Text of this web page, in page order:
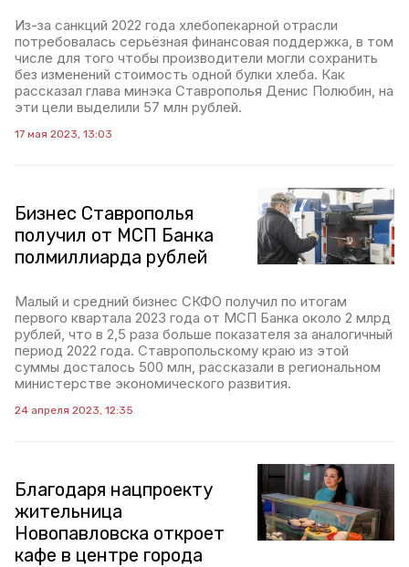
Из-за санкций 2022 года хлебопекарной отрасли
потребовалась серьёзная финансовая поддержка, в том
числе для того чтобы производители могли сохранить
без изменений стоимость одной булки хлеба. Как
рассказал глава минэка Ставрополья Денис Полюбин, на
эти цели выделили 57 млн рублей.
17 мая 2023, 13:03
Бизнес Ставрополья
получил от МСП Банка
полмиллиарда рублей
Малый и средний бизнес СКФО получил по итогам
первого квартала 2023 года от МСП Банка около 2 млрд
рублей, что в 2,5 раза больше показателя за аналогичный
период 2022 года. Ставропольскому краю из этой
суммы досталось 500 млн, рассказали в региональном
министерстве экономического развития.
24 апреля 2023, 12:35
Благодаря нацпроекту
жительница
Новопавловска откроет
кафе в центре города